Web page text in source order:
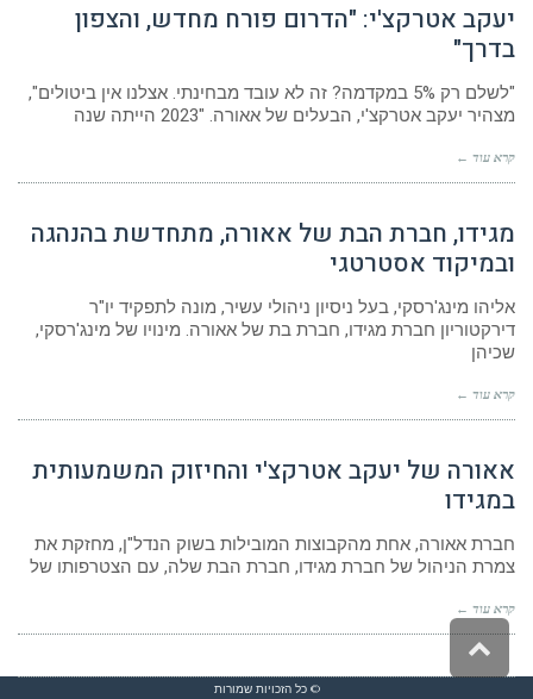
יעקב אטרקצ'י: "הדרום פורח מחדש, והצפון
בדרך"
"לשלם רק 5% במקדמה? זה לא עובד מבחינתי. אצלנו אין ביטולים",
מצהיר יעקב אטרקצ'י, הבעלים של אאורה. "2023 הייתה שנה
קרא עוד ←
מגידו, חברת הבת של אאורה, מתחדשת בהנהגה
ובמיקוד אסטרטגי
אליהו מינג'רסקי, בעל ניסיון ניהולי עשיר, מונה לתפקיד יו"ר
דירקטוריון חברת מגידו, חברת בת של אאורה. מינויו של מינג'רסקי,
שכיהן
קרא עוד ←
אאורה של יעקב אטרקצ'י והחיזוק המשמעותית
במגידו
חברת אאורה, אחת מהקבוצות המובילות בשוק הנדל"ן, מחזקת את
צמרת הניהול של חברת מגידו, חברת הבת שלה, עם הצטרפותו של
קרא עוד ←
© כל הזכויות שמורות
לראש